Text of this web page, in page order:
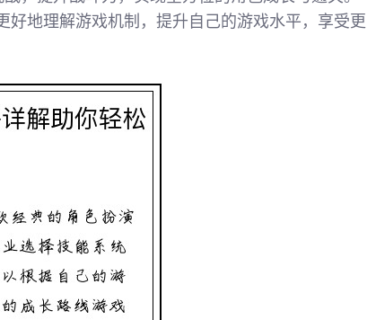
好地理解游戏机制，提升自己的游戏水平，享受更